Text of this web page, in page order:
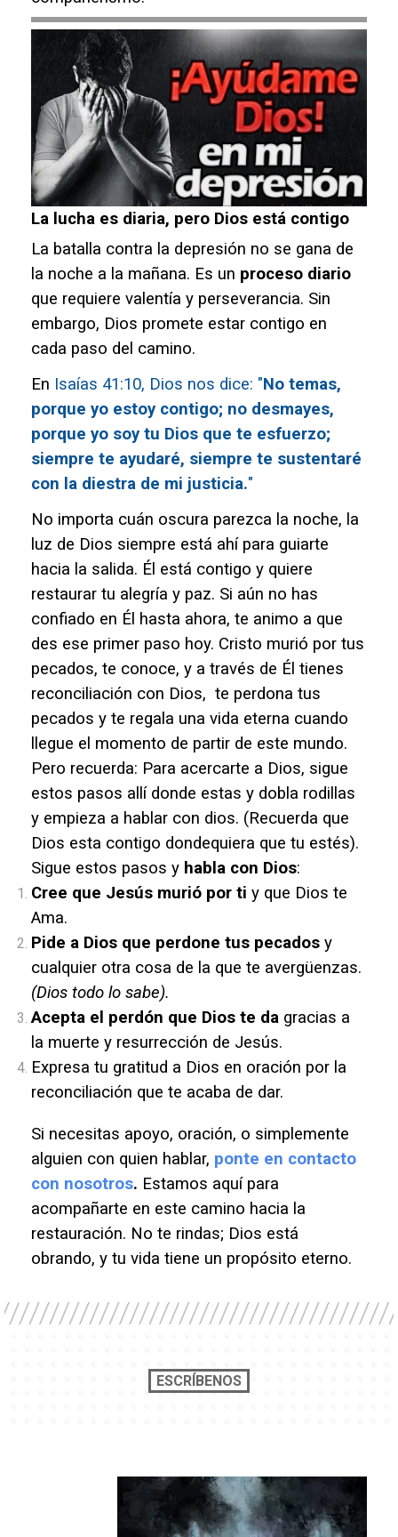
La lucha es diaria, pero Dios está contigo
La batalla contra la depresión no se gana de
la noche a la mañana. Es un proceso diario
que requiere valentía y perseverancia. Sin
embargo, Dios promete estar contigo en
cada paso del camino.
En Isaías 41:10, Dios nos dice: "No temas,
porque yo estoy contigo; no desmayes,
porque yo soy tu Dios que te esfuerzo;
siempre te ayudaré, siempre te sustentaré
con la diestra de mi justicia."
No importa cuán oscura parezca la noche, la
luz de Dios siempre está ahí para guiarte
hacia la salida. Él está contigo y quiere
restaurar tu alegría y paz. Si aún no has
confiado en Él hasta ahora, te animo a que
des ese primer paso hoy. Cristo murió por tus
pecados, te conoce, y a través de Él tienes
reconciliación con Dios, te perdona tus
pecados y te regala una vida eterna cuando
llegue el momento de partir de este mundo.
Pero recuerda: Para acercarte a Dios, sigue
estos pasos allí donde estas y dobla rodillas
y empieza a hablar con dios. (Recuerda que
Dios esta contigo dondequiera que tu estés).
Sigue estos pasos y habla con Dios:
Cree que Jesús murió por ti y que Dios te
Ama.
Pide a Dios que perdone tus pecados y
cualquier otra cosa de la que te avergüenzas.
(Dios todo lo sabe).
Acepta el perdón que Dios te da gracias a
la muerte y resurrección de Jesús.
Expresa tu gratitud a Dios en oración por la
reconciliación que te acaba de dar.
Si necesitas apoyo, oración, o simplemente
alguien con quien hablar, ponte en contacto
con nosotros. Estamos aquí para
acompañarte en este camino hacia la
restauración. No te rindas; Dios está
obrando, y tu vida tiene un propósito eterno.
ESCRÍBENOS